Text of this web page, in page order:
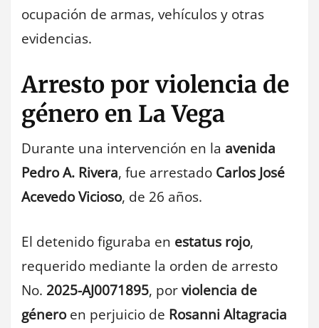
ocupación de armas, vehículos y otras
evidencias.
Arresto por violencia de
género en La Vega
Durante una intervención en la avenida
Pedro A. Rivera, fue arrestado Carlos José
Acevedo Vicioso, de 26 años.
El detenido figuraba en estatus rojo,
requerido mediante la orden de arresto
No. 2025-AJ0071895, porviolencia de
géneroen perjuicio de Rosanni Altagracia